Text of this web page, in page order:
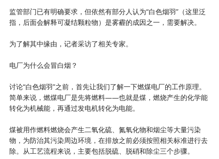
监管部门已有明确要求，但依然有部分人认为“白色烟羽”（这里泛
指，后面会解释可凝结颗粒物）是雾霾的成因之一，需要解决。
为了解其中缘由，记者采访了相关专家。
电厂为什么会冒白烟？
讨论“白色烟羽”之前，首先让我们了解一下燃煤电厂的工作原理。
简单来说，燃煤电厂是先将燃料——也就是煤，燃烧产生的化学能
转化为机械能，再通过发电机转化为电能。
煤被用作燃料燃烧会产生二氧化硫、氮氧化物和烟尘等大量污染
物，为防治其污染周边环境，在排放之前必须按照相关标准进行去
除。从工艺流程来说，主要包括脱硫、脱硝和除尘三个步骤。